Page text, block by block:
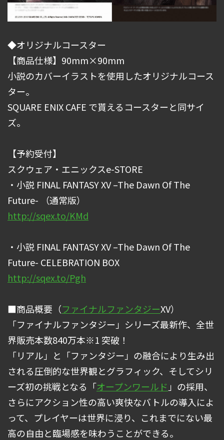
◆オリジナルコースター
【商品仕様】90mm×90mm
小説のカバーイラストを使用したオリジナルコース
ター。
SQUARE ENIX CAFE で貰えるコースターと同サイ
ズ。
【予約受付】
スクウェア・エニックスe-STORE
・小説 FINAL FANTASY XV –The Dawn Of The
Future- （通常版）
http://sqex.to/KMd
・小説 FINAL FANTASY XV –The Dawn Of The
Future- CELEBRATION BOX
http://sqex.to/Pgh
■商品概要（ファイナルファンタジーXV）
「ファイナルファンタジー」シリーズ最新作、全世
界販売本数840万本※1 突破！
「リアル」と「ファンタジー」の融合により生み出
される圧倒的な世界観とグラフィック、そしてシリ
ーズ初の挑戦となる「オープンワールド 」の採用、
さらにアクション性の高い爽快なバトルの導入によ
って、プレイヤーは世界に浸り、これまでにない最
高の自由と臨場感を味わうことができる。